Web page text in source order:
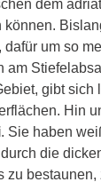
dem
um so
am
gibt
Hin
. Sie haben
die
zu